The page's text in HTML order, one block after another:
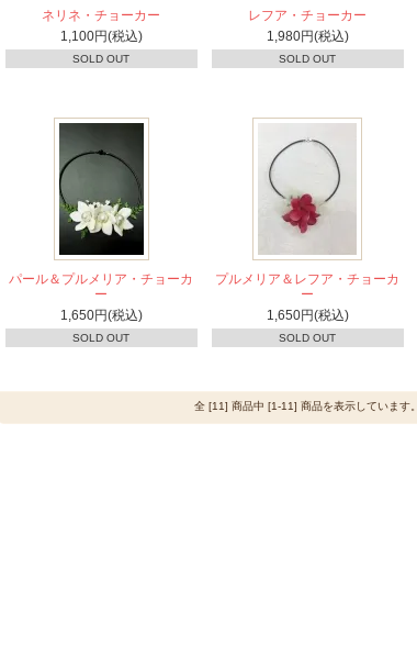
ネリネ・チョーカー
1,100円(税込)
SOLD OUT
レフア・チョーカー
1,980円(税込)
SOLD OUT
パール＆プルメリア・チョーカ
ー
1,650円(税込)
SOLD OUT
プルメリア＆レフア・チョーカ
ー
1,650円(税込)
SOLD OUT
全 [11] 商品中 [1-11] 商品を表示しています。